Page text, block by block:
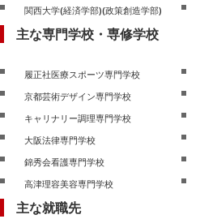
関西大学(経済学部)(政策創造学部)
主な専門学校・専修学校
履正社医療スポーツ専門学校
京都芸術デザイン専門学校
キャリナリー調理専門学校
大阪法律専門学校
錦秀会看護専門学校
高津理容美容専門学校
主な就職先